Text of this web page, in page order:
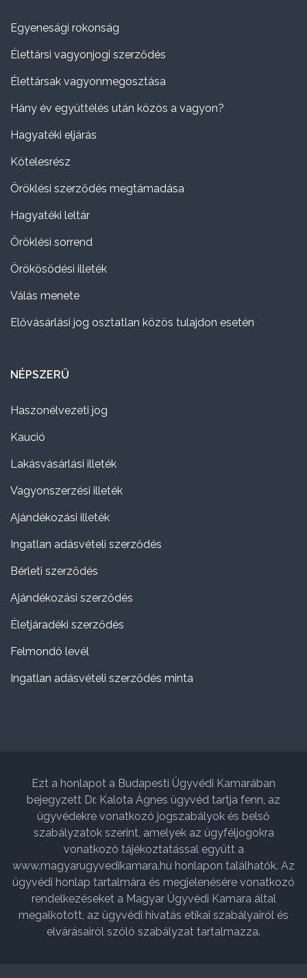
Egyenesági rokonság
Élettársi vagyonjogi szerződés
Élettársak vagyonmegosztása
Hány év együttélés után közös a vagyon?
Hagyatéki eljárás
Kötelesrész
Öröklési szerződés megtámadása
Hagyatéki leltár
Öröklési sorrend
Örökösödési illeték
Válás menete
Elővásárlási jog osztatlan közös tulajdon esetén
NÉPSZERŰ
Haszonélvezeti jog
Kaució
Lakásvásárlási illeték
Vagyonszerzési illeték
Ajándékozási illeték
Ingatlan adásvételi szerződés
Bérleti szerződés
Ajándékozási szerződés
Életjáradéki szerződés
Felmondó levél
Ingatlan adásvételi szerződés minta
Ezt a honlapot a Budapesti Ügyvédi Kamarában
bejegyzett Dr. Kalota Ágnes ügyvéd tartja fenn, az
ügyvédekre vonatkozó jogszabályok és belső
szabályzatok szerint, amelyek az ügyféljogokra
vonatkozó tájékoztatással együtt a
www.magyarugyvedikamara.hu honlapon találhatók. Az
ügyvédi honlap tartalmára és megjelenésére vonatkozó
rendelkezéseket a Magyar Ügyvédi Kamara által
megalkotott, az ügyvédi hivatás etikai szabályairól és
elvárásairól szóló szabályzat tartalmazza.